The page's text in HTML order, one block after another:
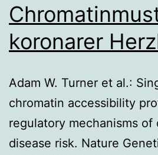
koronarer
Adam W. Turner et al.:
chromatin accessibility
regulatory mechanisms
disease risk. Nature